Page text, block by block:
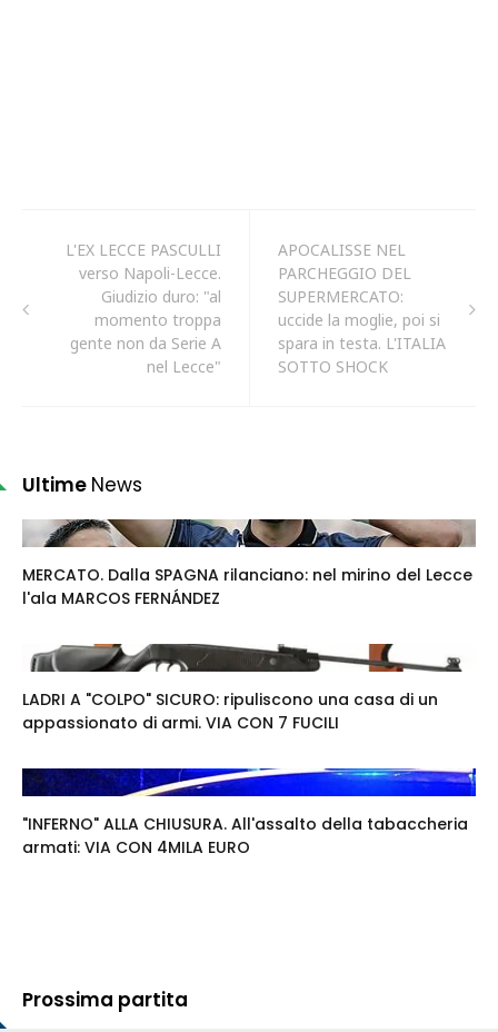
L'EX LECCE PASCULLI
verso Napoli-Lecce.
Giudizio duro: "al
momento troppa
gente non da Serie A
nel Lecce"
APOCALISSE NEL
PARCHEGGIO DEL
SUPERMERCATO:
uccide la moglie, poi si
spara in testa. L'ITALIA
SOTTO SHOCK
Ultime News
MERCATO. Dalla SPAGNA rilanciano: nel mirino del Lecce
l'ala MARCOS FERNÁNDEZ
LADRI A "COLPO" SICURO: ripuliscono una casa di un
appassionato di armi. VIA CON 7 FUCILI
"INFERNO" ALLA CHIUSURA. All'assalto della tabaccheria
armati: VIA CON 4MILA EURO
Prossima partita